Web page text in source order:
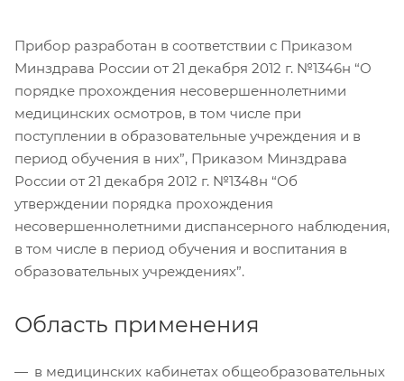
Прибор разработан в соответствии с Приказом
Минздрава России от 21 декабря 2012 г. №1346н “О
порядке прохождения несовершеннолетними
медицинских осмотров, в том числе при
поступлении в образовательные учреждения и в
период обучения в них”, Приказом Минздрава
России от 21 декабря 2012 г. №1348н “Об
утверждении порядка прохождения
несовершеннолетними диспансерного наблюдения,
в том числе в период обучения и воспитания в
образовательных учреждениях”.
Область применения
в медицинских кабинетах общеобразовательных